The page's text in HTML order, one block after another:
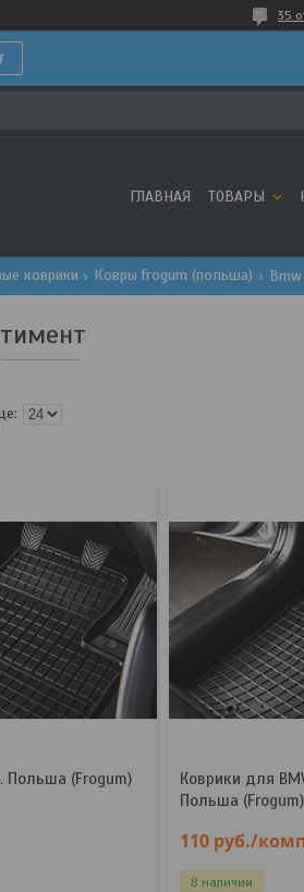
35
ГЛАВНАЯ ТОВАРЫ
коврики Ковры frogum (польша)
Польша (Frogum)
Коврики для
Польша (Frogum)
110 руб./
В наличии